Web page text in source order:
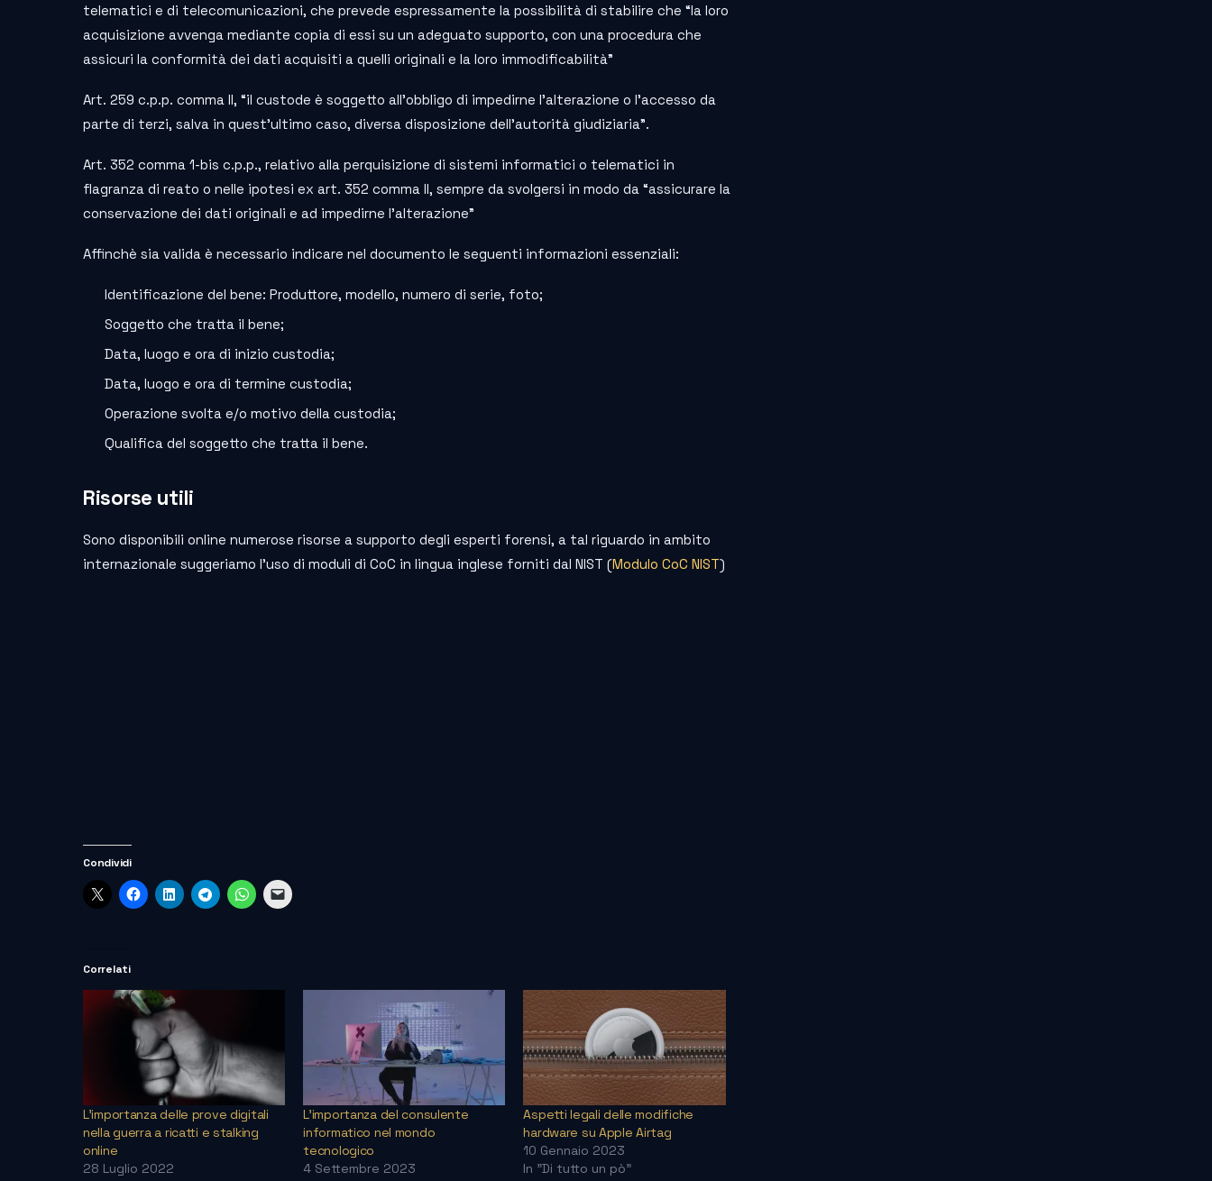
telematici e di telecomunicazioni, che prevede espressamente la possibilità di stabilire che “la loro
acquisizione avvenga mediante copia di essi su un adeguato supporto, con una procedura che
assicuri la conformità dei dati acquisiti a quelli originali e la loro immodificabilità”
Art. 259 c.p.p. comma II, “il custode è soggetto all’obbligo di impedirne l’alterazione o l’accesso da
parte di terzi, salva in quest’ultimo caso, diversa disposizione dell’autorità giudiziaria”.
Art. 352 comma 1-bis c.p.p., relativo alla perquisizione di sistemi informatici o telematici in
flagranza di reato o nelle ipotesi ex art. 352 comma II, sempre da svolgersi in modo da “assicurare la
conservazione dei dati originali e ad impedirne l’alterazione”
Affinchè sia valida è necessario indicare nel documento le seguenti informazioni essenziali:
Identificazione del bene: Produttore, modello, numero di serie, foto;
Soggetto che tratta il bene;
Data, luogo e ora di inizio custodia;
Data, luogo e ora di termine custodia;
Operazione svolta e/o motivo della custodia;
Qualifica del soggetto che tratta il bene.
Risorse utili
Sono disponibili online numerose risorse a supporto degli esperti forensi, a tal riguardo in ambito
internazionale suggeriamo l’uso di moduli di CoC in lingua inglese forniti dal NIST (Modulo CoC NIST)
Condividi
Correlati
L’importanza delle prove digitali
nella guerra a ricatti e stalking
online
28 Luglio 2022
L’importanza del consulente
informatico nel mondo
tecnologico
4 Settembre 2023
Aspetti legali delle modifiche
hardware su Apple Airtag
10 Gennaio 2023
In "Di tutto un pò"